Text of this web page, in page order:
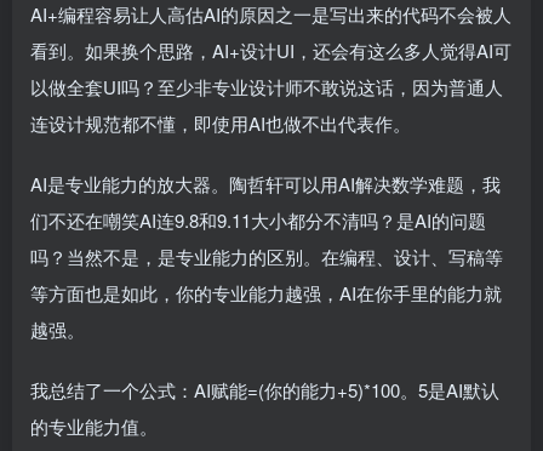
AI+编程容易让人高估AI的原因之一是写出来的代码不会被人
看到。如果换个思路，AI+设计UI，还会有这么多人觉得AI可
以做全套UI吗？至少非专业设计师不敢说这话，因为普通人
连设计规范都不懂，即使用AI也做不出代表作。
AI是专业能力的放大器。陶哲轩可以用AI解决数学难题，我
们不还在嘲笑AI连9.8和9.11大小都分不清吗？是AI的问题
吗？当然不是，是专业能力的区别。在编程、设计、写稿等
等方面也是如此，你的专业能力越强，AI在你手里的能力就
越强。
我总结了一个公式：AI赋能=(你的能力+5)*100。5是AI默认
的专业能力值。